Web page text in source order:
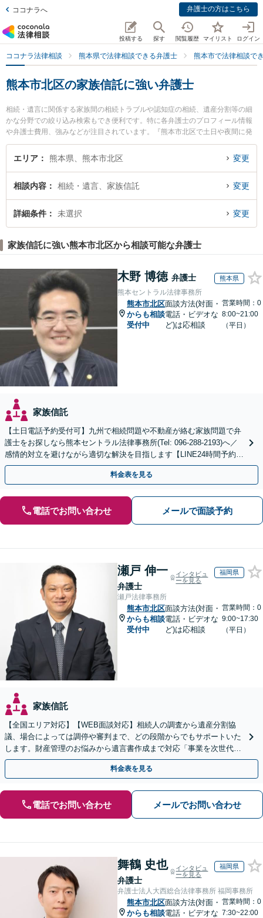
ココナラへ 弁護士の方はこちら
投稿する 探す 閲覧履歴 マイリスト ログイン
ココナラ法律相談 熊本県で法律相談できる弁護士 熊本市で法律相談で
熊本市北区の家族信託に強い弁護士
相続・遺言に関係する家族間の相続トラブルや認知症の相続、遺産分割等の細
かな分野での絞り込み検索もでき便利です。特に各弁護士のプロフィール情報
や弁護士費用、強みなどが注目されています。『熊本市北区で土日や夜間に発
生した家族信託のトラブルを今すぐに弁護士に相談したい』『家族信託のトラ
ブル解決の実績豊富な近くの弁護士を検索したい』『初回相談無料で家族信託
エリア 熊本県、熊本市北区 変更
相談内容 相続・遺言、家族信託 変更
詳細条件 未選択 変更
家族信託に強い熊本市北区から相談可能な弁護士
木野 博徳 弁護士 熊本県
熊本セントラル法律事務所
熊本市北区
からも相談
受付中
面談方法(対面・
電話・ビデオな
ど)は応相談
営業時間：0
8:00~21:00
（平日）
家族信託
【土日電話予約受付可】九州で相続問題や不動産が絡む家族問題で弁
護士をお探しなら熊本セントラル法律事務所(Tel: 096-288-2193)へ／
感情的対立を避けながら適切な解決を目指します【LINE24時間予約受
付可】【休日・夜間相談可】
料金表を見る
電話でお問い合わせ メールで面談予約
瀬戸 伸一
弁護士
インタビュ
ーを見る
福岡県
瀬戸法律事務所
熊本市北区
からも相談
受付中
面談方法(対面・
電話・ビデオな
ど)は応相談
営業時間：0
9:00~17:30
（平日）
家族信託
【全国エリア対応】【WEB面談対応】相続人の調査から遺産分割協
議、場合によっては調停や審判まで、どの段階からでもサポートいた
します。財産管理のお悩みから遺言書作成まで対応「事業を次世代に
引き継ぐ安心の事業承継をサポート」【完全個室相談】
料金表を見る
電話でお問い合わせ メールでお問い合わせ
舞鶴 史也
弁護士
インタビュ
ーを見る
福岡県
弁護士法人大西総合法律事務所 福岡事務所
熊本市北区
からも相談
面談方法(対面・
電話・ビデオな
営業時間：0
7:30~22:00